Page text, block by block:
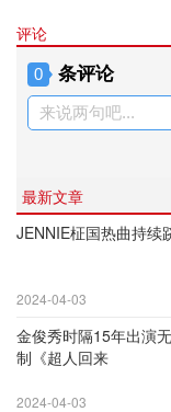
评论
0 条评论
来说两句吧...
最新文章
JENNIE柾国热曲持续
2024-04-03
金俊秀时隔15年出演
制《超人回来
2024-04-03